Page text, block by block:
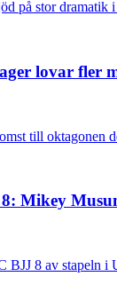
på stor dramatik i
lovar fler
till oktagonen
Mikey
BJJ 8 av stapeln i